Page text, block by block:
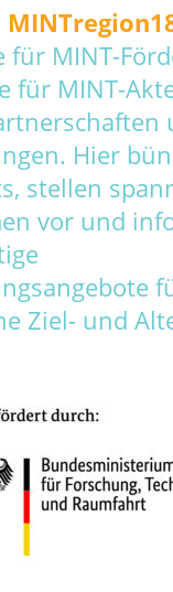
für MINT-
für MINT-
Hier
stellen
vor und
Ziel- und